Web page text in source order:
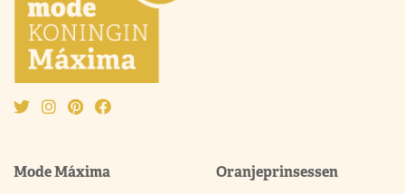
Mode Máxima Oranjeprinsessen